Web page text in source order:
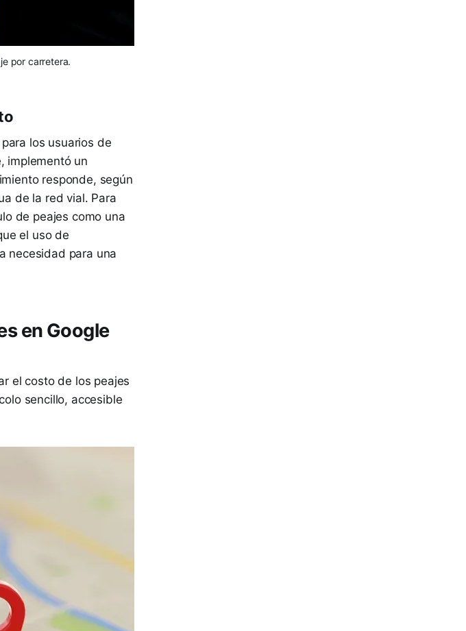
por carretera.
los usuarios de
implementó un
responde, según
de la red vial. Para
de peajes como una
el uso de
necesidad para una
en Google
el costo de los peajes
sencillo, accesible